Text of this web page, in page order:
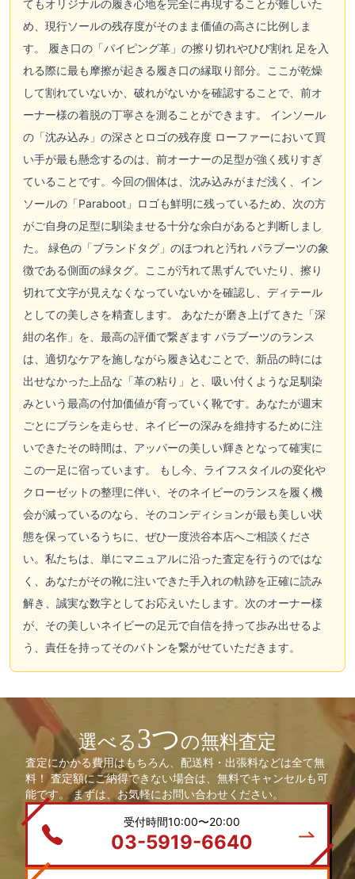
てもオリジナルの履き心地を完全に再現することが難しいた
め、現行ソールの残存度がそのまま価値の高さに比例しま
す。 履き口の「パイピング革」の擦り切れやひび割れ 足を入
れる際に最も摩擦が起きる履き口の縁取り部分。ここが乾燥
して割れていないか、破れがないかを確認することで、前オ
ーナー様の着脱の丁寧さを測ることができます。 インソール
の「沈み込み」の深さとロゴの残存度 ローファーにおいて買
い手が最も懸念するのは、前オーナーの足型が強く残りすぎ
ていることです。今回の個体は、沈み込みがまだ浅く、イン
ソールの「Paraboot」ロゴも鮮明に残っているため、次の方
がご自身の足型に馴染ませる十分な余白があると判断しまし
た。 緑色の「ブランドタグ」のほつれと汚れ パラブーツの象
徴である側面の緑タグ。ここが汚れて黒ずんでいたり、擦り
切れて文字が見えなくなっていないかを確認し、ディテール
としての美しさを精査します。 あなたが磨き上げてきた「深
紺の名作」を、最高の評価で繋ぎます パラブーツのランス
は、適切なケアを施しながら履き込むことで、新品の時には
出せなかった上品な「革の粘り」と、吸い付くような足馴染
みという最高の付加価値が育っていく靴です。あなたが週末
ごとにブラシを走らせ、ネイビーの深みを維持するために注
いできたその時間は、アッパーの美しい輝きとなって確実に
この一足に宿っています。 もし今、ライフスタイルの変化や
クローゼットの整理に伴い、そのネイビーのランスを履く機
会が減っているのなら、そのコンディションが最も美しい状
態を保っているうちに、ぜひ一度渋谷本店へご相談くださ
い。私たちは、単にマニュアルに沿った査定を行うのではな
く、あなたがその靴に注いできた手入れの軌跡を正確に読み
解き、誠実な数字としてお応えいたします。次のオーナー様
が、その美しいネイビーの足元で自信を持って歩み出せるよ
う、責任を持ってそのバトンを繋がせていただきます。
選べる3つの無料査定
査定にかかる費用はもちろん、配送料・出張料などは全て無
料！ 査定額にご納得できない場合は、無料でキャンセルも可
能です。 まずは、お気軽にお問い合わせください。
03-5919-6640